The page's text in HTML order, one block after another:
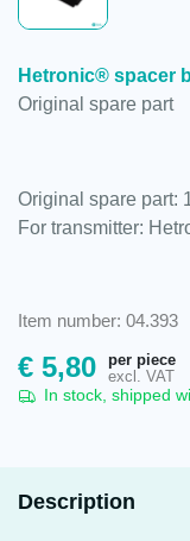
Hetronic® spacer
Original spare part
Original spare part:
For transmitter:
Item number: 04.393
€ 5,80
per piece
excl. VAT
In stock, shipped
Description